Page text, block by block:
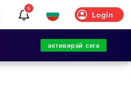
Login
5
активирай сега